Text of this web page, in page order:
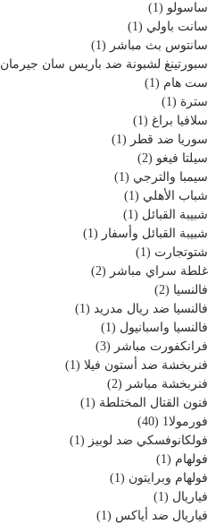
ساسولو (1)
سانت باولي (1)
سانتوس بث مباشر (1)
سبورتينغ لشبونة ضد باريس سان جيرمان
ست هام (1)
سترة (1)
سلافيا براغ (1)
سوريا ضد قطر (1)
سيلتا فيغو (2)
سيمبا والترجي (1)
شباب الأهلي (1)
شبيبة القبائل (1)
شبيبة القبائل وأسفار (1)
شتوتجارت (1)
غلطة سراي مباشر (2)
فالنسيا (2)
فالنسيا ضد ريال مدريد (1)
فالنسيا واسبانيول (1)
فرانكفورت مباشر (3)
فنربخشة ضد أستون فيلا (1)
فنربخشة مباشر (2)
فنون القتال المختلطة (1)
فورمولا1
(40)
فولكانوفسكي ضد لوبيز (1)
فولهام (1)
فولهام وبرايتون (1)
فياريال (1)
فياريال ضد أياكس (1)